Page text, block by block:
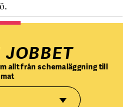
JOBBET
allt från schemaläggning till